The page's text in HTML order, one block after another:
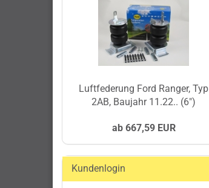
Luftfederung Ford Ranger, Typ
2AB, Baujahr 11.22.. (6")
ab 667,59 EUR
Kundenlogin